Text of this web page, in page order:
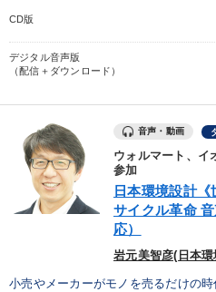
CD版
デジタル音声版
（配信＋ダウンロード）
音声・動画
ウォルマート、イ
参加
日本環境設計
サイクル革命
応）
岩元美智彦(日本
小売やメーカーがモノを売るだけの